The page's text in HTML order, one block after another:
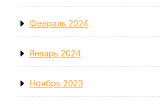
Февраль 2024
Январь 2024
Ноябрь 2023